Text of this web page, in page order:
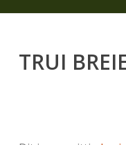
TRUI